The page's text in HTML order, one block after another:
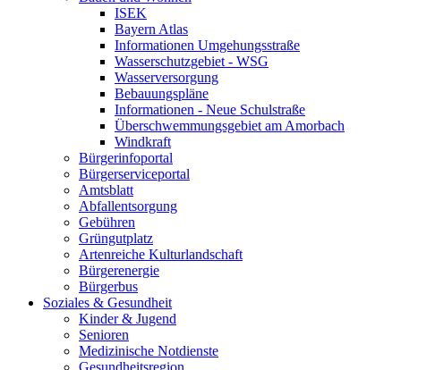
ISEK
Bayern Atlas
Informationen Umgehungsstraße
Wasserschutzgebiet - WSG
Wasserversorgung
Bebauungspläne
Informationen - Neue Schulstraße
Überschwemmungsgebiet am Amorbach
Windkraft
Bürgerinfoportal
Bürgerserviceportal
Amtsblatt
Abfallentsorgung
Gebühren
Grüngutplatz
Artenreiche Kulturlandschaft
Bürgerenergie
Bürgerbus
Soziales & Gesundheit
Kinder & Jugend
Senioren
Medizinische Notdienste
Gesundheitsregion